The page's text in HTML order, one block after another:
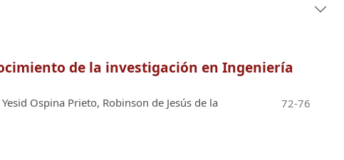
de la investigación en Ingeniería
Ospina Prieto, Robinson de Jesús de la
72-76